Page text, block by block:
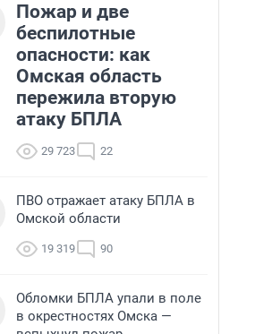
Пожар и две
беспилотные
опасности: как
Омская область
пережила вторую
атаку БПЛА
29 723 22
ПВО отражает атаку БПЛА в
Омской области
19 319 90
Обломки БПЛА упали в поле
в окрестностях Омска —